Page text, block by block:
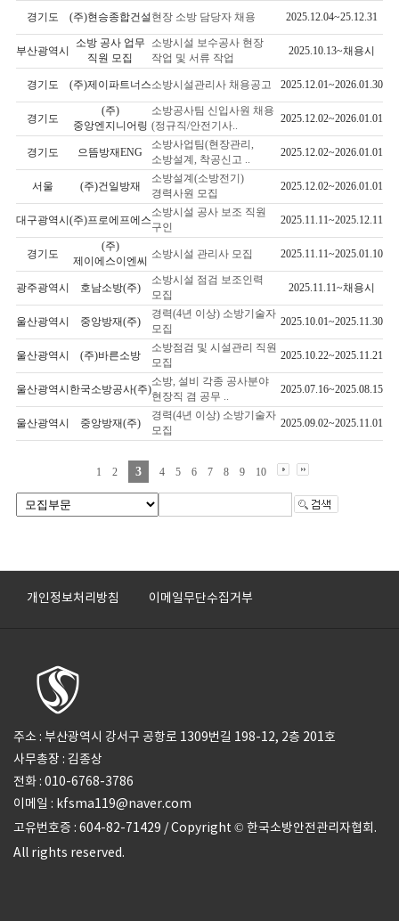
경기도 (주)현승종합건설 현장 소방 담당자 채용 2025.12.04~25.12.31
부산광역시
소방 공사 업무
직원 모집
소방시설 보수공사 현장
작업 및 서류 작업
2025.10.13~채용시
경기도 (주)제이파트너스소방시설관리사 채용공고 2025.12.01~2026.01.30
경기도
(주)
중앙엔지니어링
소방공사팀 신입사원 채용
(정규직/안전기사..
2025.12.02~2026.01.01
경기도 으뜸방재ENG
소방사업팀(현장관리,
소방설계, 착공신고 ..
2025.12.02~2026.01.01
서울 (주)건일방재
소방설계(소방전기)
경력사원 모집
2025.12.02~2026.01.01
대구광역시 (주)프로에프에스
소방시설 공사 보조 직원
구인
2025.11.11~2025.12.11
경기도
(주)
제이에스이엔씨
소방시설 관리사 모집 2025.11.11~2025.01.10
광주광역시 호남소방(주)
소방시설 점검 보조인력
모집
2025.11.11~채용시
울산광역시 중앙방재(주)
경력(4년 이상) 소방기술자
모집
2025.10.01~2025.11.30
울산광역시 (주)바른소방
소방점검 및 시설관리 직원
모집
2025.10.22~2025.11.21
울산광역시 한국소방공사(주)
소방, 설비 각종 공사분야
현장직 겸 공무 ..
2025.07.16~2025.08.15
울산광역시 중앙방재(주)
경력(4년 이상) 소방기술자
모집
2025.09.02~2025.11.01
1 2 3 4 5 6 7 8 9 10
개인정보처리방침 이메일무단수집거부
주소 : 부산광역시 강서구 공항로 1309번길 198-12, 2층 201호
사무총장 : 김종상
전화 : 010-6768-3786
이메일 : kfsma119@naver.com
고유번호증 : 604-82-71429 / Copyright © 한국소방안전관리자협회.
All rights reserved.